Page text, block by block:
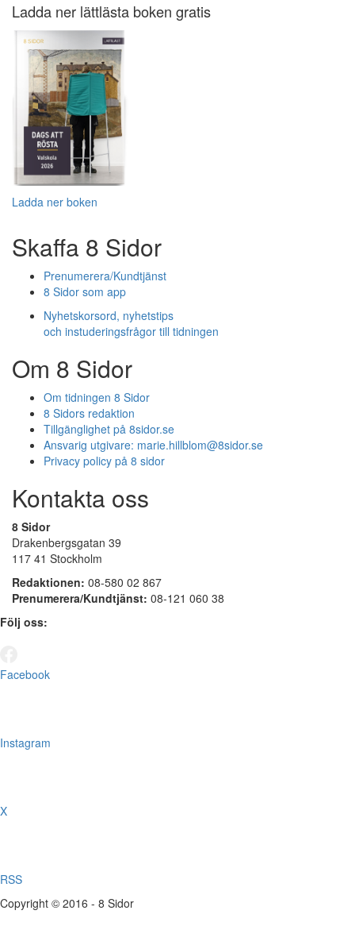
Ladda ner lättlästa boken gratis
Ladda ner boken
Skaffa 8 Sidor
Prenumerera/Kundtjänst
8 Sidor som app
Nyhetskorsord, nyhetstips
och instuderingsfrågor till tidningen
Om 8 Sidor
Om tidningen 8 Sidor
8 Sidors redaktion
Tillgänglighet på 8sidor.se
Ansvarig utgivare: marie.hillblom@8sidor.se
Privacy policy på 8 sidor
Kontakta oss
8 Sidor
Drakenbergsgatan 39
117 41 Stockholm
Redaktionen: 08-580 02 867
Prenumerera/Kundtjänst: 08-121 060 38
Följ oss:
Facebook
Instagram
X
RSS
Copyright © 2016 - 8 Sidor